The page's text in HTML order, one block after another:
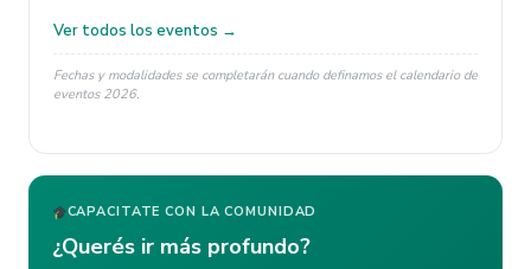
Ver todos los eventos →
Fechas y modalidades se completarán cuando definamos el calendario de
eventos 2026.
CAPACITATE CON LA COMUNIDAD
¿Querés ir más profundo?